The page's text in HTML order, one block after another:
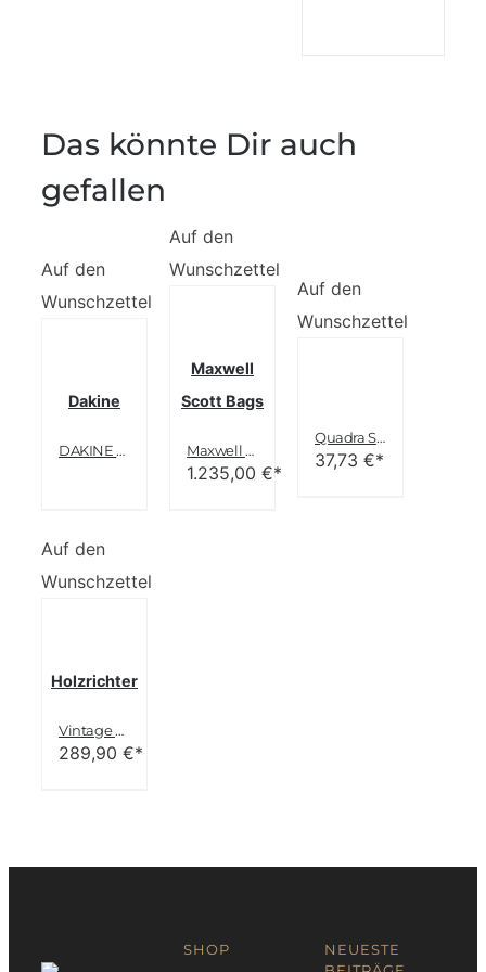
Das könnte Dir auch
gefallen
Auf den
Wunschzettel
Dakine
DAKINE Girls Reisetasche Weekender
Auf den
Wunschzettel
Maxwell
Scott Bags
Maxwell Scott Bags® PERSONALISIERT! Luxus Ledertasche in Handgepäckgröße in schwarz (Farini)
1.235,00 €*
Auf den
Wunschzettel
Quadra Segeltuch Weekender Sahara
37,73 €*
Auf den
Wunschzettel
Holzrichter
Vintage Design Weekender Tasche Leder braun
289,90 €*
SHOP
NEUESTE